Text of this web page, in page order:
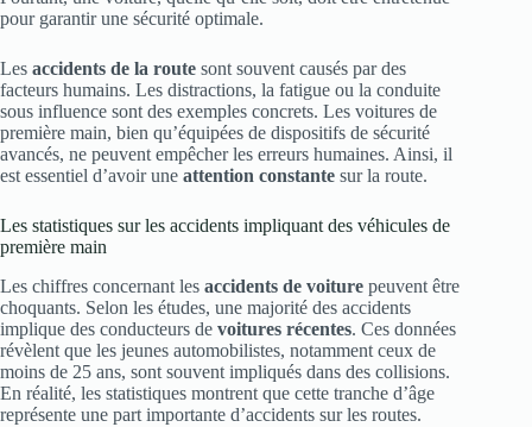
pour garantir une sécurité optimale.
Les accidents de la route sont souvent causés par des
facteurs humains. Les distractions, la fatigue ou la conduite
sous influence sont des exemples concrets. Les voitures de
première main, bien qu’équipées de dispositifs de sécurité
avancés, ne peuvent empêcher les erreurs humaines. Ainsi, il
est essentiel d’avoir une attention constante sur la route.
Les statistiques sur les accidents impliquant des véhicules de
première main
Les chiffres concernant les accidents de voiture peuvent être
choquants. Selon les études, une majorité des accidents
implique des conducteurs de voitures récentes. Ces données
révèlent que les jeunes automobilistes, notamment ceux de
moins de 25 ans, sont souvent impliqués dans des collisions.
En réalité, les statistiques montrent que cette tranche d’âge
représente une part importante d’accidents sur les routes.